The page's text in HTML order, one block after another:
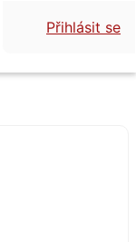
Přihlásit se